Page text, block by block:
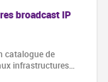
broadcast IP
catalogue de
infrastructures…